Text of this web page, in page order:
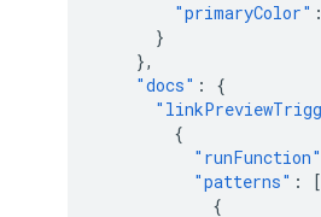
"primaryColor" :
}
},
"docs" :
{
{
"runFunction"
"patterns" :
[
{